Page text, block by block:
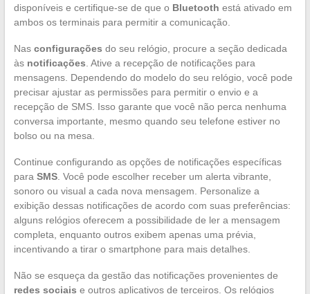
disponíveis e certifique-se de que o Bluetooth está ativado em
ambos os terminais para permitir a comunicação.
Nas configurações do seu relógio, procure a seção dedicada
às notificações. Ative a recepção de notificações para
mensagens. Dependendo do modelo do seu relógio, você pode
precisar ajustar as permissões para permitir o envio e a
recepção de SMS. Isso garante que você não perca nenhuma
conversa importante, mesmo quando seu telefone estiver no
bolso ou na mesa.
Continue configurando as opções de notificações específicas
para SMS. Você pode escolher receber um alerta vibrante,
sonoro ou visual a cada nova mensagem. Personalize a
exibição dessas notificações de acordo com suas preferências:
alguns relógios oferecem a possibilidade de ler a mensagem
completa, enquanto outros exibem apenas uma prévia,
incentivando a tirar o smartphone para mais detalhes.
Não se esqueça da gestão das notificações provenientes de
redes sociais e outros aplicativos de terceiros. Os relógios